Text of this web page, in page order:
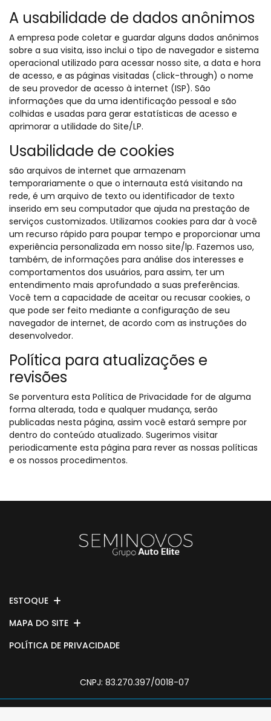
A usabilidade de dados anônimos
A empresa pode coletar e guardar alguns dados anônimos
sobre a sua visita, isso inclui o tipo de navegador e sistema
operacional utilizado para acessar nosso site, a data e hora
de acesso, e as páginas visitadas (click-through) o nome
de seu provedor de acesso à internet (ISP). São
informações que da uma identificação pessoal e são
colhidas e usadas para gerar estatísticas de acesso e
aprimorar a utilidade do Site/LP.
Usabilidade de cookies
são arquivos de internet que armazenam
temporariamente o que o internauta está visitando na
rede, é um arquivo de texto ou identificador de texto
inserido em seu computador que ajuda na prestação de
serviços customizados. Utilizamos cookies para dar à você
um recurso rápido para poupar tempo e proporcionar uma
experiência personalizada em nosso site/lp. Fazemos uso,
também, de informações para análise dos interesses e
comportamentos dos usuários, para assim, ter um
entendimento mais aprofundado a suas preferências.
Você tem a capacidade de aceitar ou recusar cookies, o
que pode ser feito mediante a configuração de seu
navegador de internet, de acordo com as instruções do
desenvolvedor.
Política para atualizações e
revisões
Se porventura esta Política de Privacidade for de alguma
forma alterada, toda e qualquer mudança, serão
publicadas nesta página, assim você estará sempre por
dentro do conteúdo atualizado. Sugerimos visitar
periodicamente esta página para rever as nossas políticas
e os nossos procedimentos.
ESTOQUE
MAPA DO SITE
POLÍTICA DE PRIVACIDADE
CNPJ: 83.270.397/0018-07